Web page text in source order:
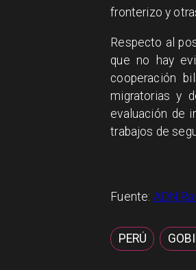
fronterizo y
Respecto al
que no hay
cooperación
migratorias y
evaluación de
trabajos de
Fuente: ADN
PERÚ